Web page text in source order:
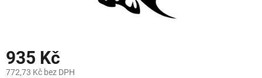
935 Kč
772,73 Kč bez DPH